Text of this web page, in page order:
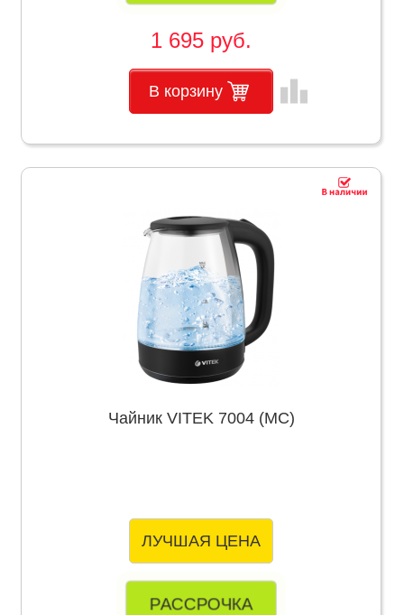
1 695 руб.
В корзину leaderboard
Чайник VITEK 7004 (MC)
ЛУЧШАЯ ЦЕНА
РАССРОЧКА